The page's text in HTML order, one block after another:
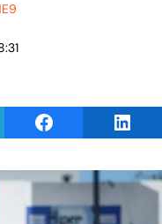
TelegramShare on Facebook